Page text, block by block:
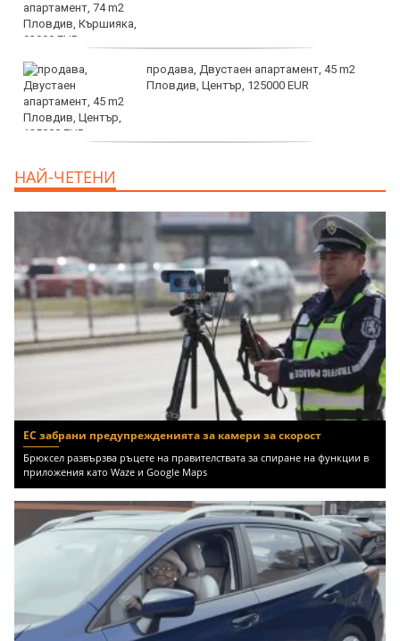
продава, Двустаен апартамент, 45 m2
Пловдив, Център, 125000 EUR
НАЙ-ЧЕТЕНИ
ЕС забрани предупрежденията за камери за скорост
Брюксел развързва ръцете на правителствата за спиране на функции в
приложения като Waze и Google Maps